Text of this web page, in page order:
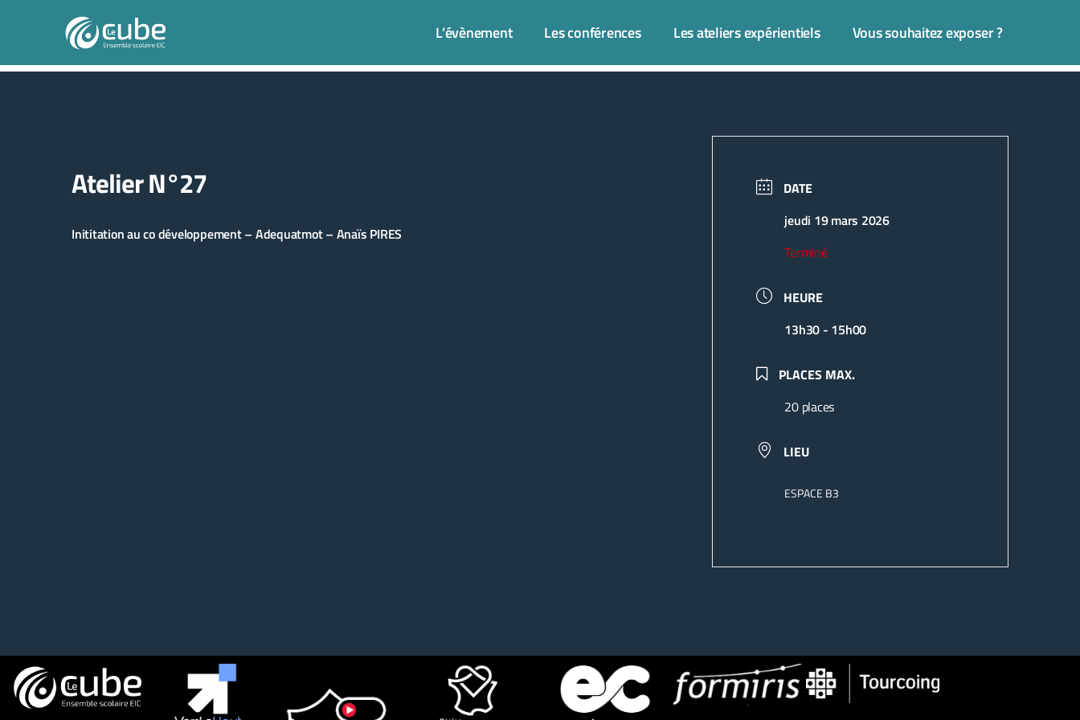
L’évènement Les conférences Les ateliers expérientiels Vous souhaitez exposer ?
Atelier N°27
Inititation au co développement – Adequatmot – Anaïs PIRES
DATE
jeudi 19 mars 2026
Terminé
HEURE
13h30 - 15h00
PLACES MAX.
20 places
LIEU
ESPACE B3